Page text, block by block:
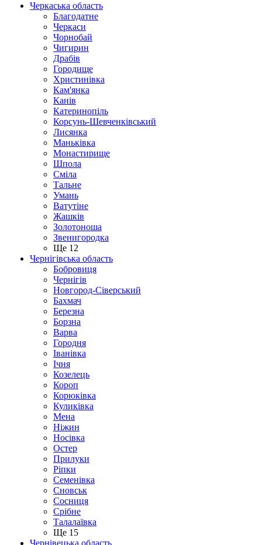
Черкаська область
Благодатне
Черкаси
Чорнобай
Чигирин
Драбів
Городище
Христинівка
Кам'янка
Канів
Катеринопіль
Корсунь-Шевченківський
Лисянка
Маньківка
Монастирище
Шпола
Сміла
Тальне
Умань
Ватутіне
Жашків
Золотоноша
Звенигородка
Ще 12
Чернігівська область
Бобровиця
Чернігів
Новгород-Сіверський
Бахмач
Березна
Борзна
Варва
Городня
Іванівка
Ічня
Козелець
Короп
Корюківка
Куликівка
Мена
Ніжин
Носівка
Остер
Прилуки
Ріпки
Семенівка
Сновськ
Сосниця
Срібне
Талалаївка
Ще 15
Чернівецька область